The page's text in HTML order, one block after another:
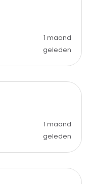
1 maand
geleden
1 maand
geleden